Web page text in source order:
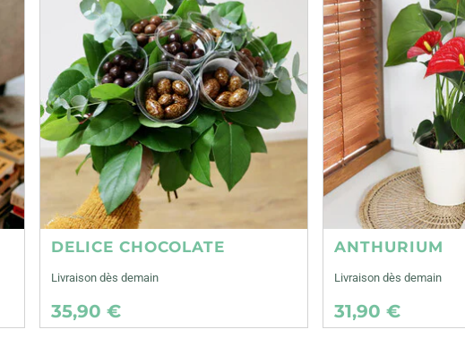
DELICE CHOCOLATE
Livraison dès demain
35,90 €
ANTHURIUM
Livraison dès demain
31,90 €